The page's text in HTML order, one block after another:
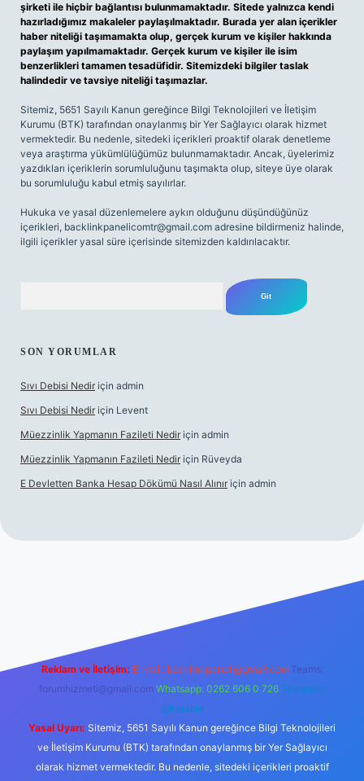
şirketi ile hiçbir bağlantısı bulunmamaktadır. Sitede yalnızca kendi
hazırladığımız makaleler paylaşılmaktadır. Burada yer alan içerikler
haber niteliği taşımamakta olup, gerçek kurum ve kişiler hakkında
paylaşım yapılmamaktadır. Gerçek kurum ve kişiler ile isim
benzerlikleri tamamen tesadüfidir. Sitemizdeki bilgiler taslak
halindedir ve tavsiye niteliği taşımazlar.
Sitemiz, 5651 Sayılı Kanun gereğince Bilgi Teknolojileri ve İletişim
Kurumu (BTK) tarafından onaylanmış bir Yer Sağlayıcı olarak hizmet
vermektedir. Bu nedenle, sitedeki içerikleri proaktif olarak denetleme
veya araştırma yükümlülüğümüz bulunmamaktadır. Ancak, üyelerimiz
yazdıkları içeriklerin sorumluluğunu taşımakta olup, siteye üye olarak
bu sorumluluğu kabul etmiş sayılırlar.
Hukuka ve yasal düzenlemelere aykırı olduğunu düşündüğünüz
içerikleri, backlinkpanelicomtr@gmail.com adresine bildirmeniz halinde,
ilgili içerikler yasal süre içerisinde sitemizden kaldırılacaktır.
SON YORUMLAR
Sıvı Debisi Nedir için admin
Sıvı Debisi Nedir için Levent
Müezzinlik Yapmanın Fazileti Nedir için admin
Müezzinlik Yapmanın Fazileti Nedir için Rüveyda
E Devletten Banka Hesap Dökümü Nasıl Alınır için admin
Reklam ve İletişim: E-mail: backlinkpaneli@gmail.com Teams:
forumhizmeti@gmail.com Whatsapp: 0262 606 0 726 Telegram:
@karabul
Yasal Uyarı: Sitemiz, 5651 Sayılı Kanun gereğince Bilgi Teknolojileri
ve İletişim Kurumu (BTK) tarafından onaylanmış bir Yer Sağlayıcı
olarak hizmet vermektedir. Bu nedenle, sitedeki içerikleri proaktif